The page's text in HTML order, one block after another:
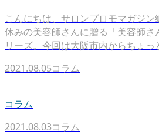
こんにちは、サロンプロモマガジ
休みの美容師さんに贈る「美容師
リーズ。今回は大阪市内からちょっ
2021.08.05コラム
コラム
2021.08.03コラム